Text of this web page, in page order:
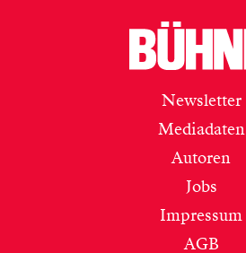
Newsletter
Mediadaten
Autoren
Jobs
Impressum
AGB